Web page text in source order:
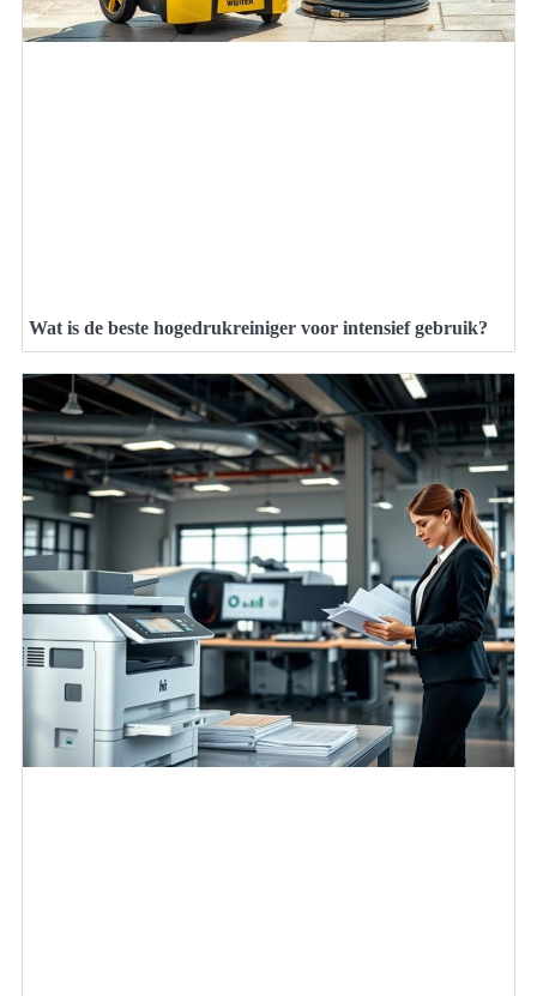
Wat is de beste hogedrukreiniger voor intensief gebruik?